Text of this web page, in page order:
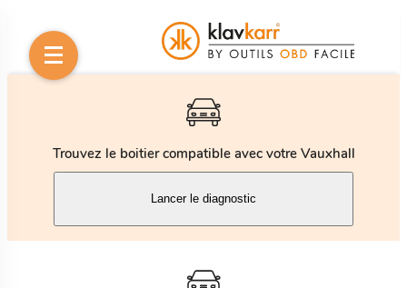
Trouvez le boitier compatible avec votre Vauxhall
Lancer le diagnostic